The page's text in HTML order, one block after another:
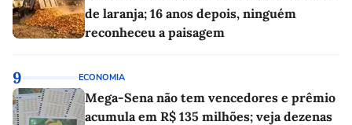
de laranja; 16 anos depois, ninguém
reconheceu a paisagem
9 ECONOMIA
Mega-Sena não tem vencedores e prêmio
acumula em R$ 135 milhões; veja dezenas